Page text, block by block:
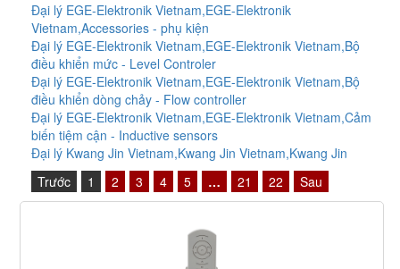
Đại lý EGE-Elektronik Vietnam,EGE-Elektronik
Vietnam,Accessories - phụ kiện
Đại lý EGE-Elektronik Vietnam,EGE-Elektronik Vietnam,Bộ
điều khiển mức - Level Controler
Đại lý EGE-Elektronik Vietnam,EGE-Elektronik Vietnam,Bộ
điều khiển dòng chảy - Flow controller
Đại lý EGE-Elektronik Vietnam,EGE-Elektronik Vietnam,Cảm
biến tiệm cận - Inductive sensors
Đại lý Kwang Jin Vietnam,Kwang Jin Vietnam,Kwang Jin
Trước
1 2 3 4 5 … 21 22 Sau